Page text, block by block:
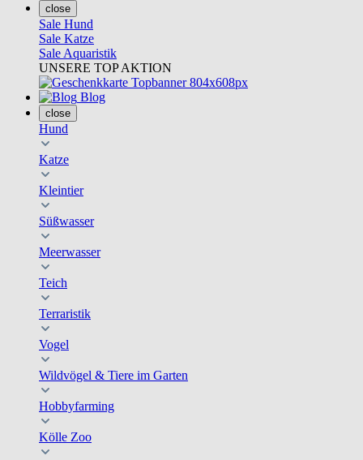
close
Sale Hund
Sale Katze
Sale Aquaristik
UNSERE TOP AKTION
Blog
close
Hund
Katze
Kleintier
Süßwasser
Meerwasser
Teich
Terraristik
Vogel
Wildvögel & Tiere im Garten
Hobbyfarming
Kölle Zoo